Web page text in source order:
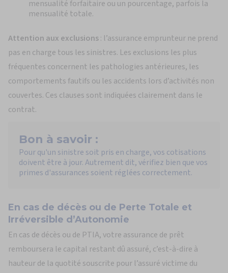
mensualité forfaitaire ou un pourcentage, parfois la
mensualité totale.
Attention aux exclusions: l’assurance emprunteur ne prend
pas en charge tous les sinistres. Les exclusions les plus
fréquentes concernent les pathologies antérieures, les
comportements fautifs ou les accidents lors d’activités non
couvertes. Ces clauses sont indiquées clairement dans le
contrat.
Bon à savoir :
Pour qu'un sinistre soit pris en charge, vos cotisations
doivent être à jour. Autrement dit, vérifiez bien que vos
primes d'assurances soient réglées correctement.
En cas de décès ou de Perte Totale et
Irréversible d’Autonomie
En cas de décès ou de PTIA, votre assurance de prêt
remboursera le capital restant dû assuré, c’est-à-dire à
hauteur de la quotité souscrite pour l’assuré victime du